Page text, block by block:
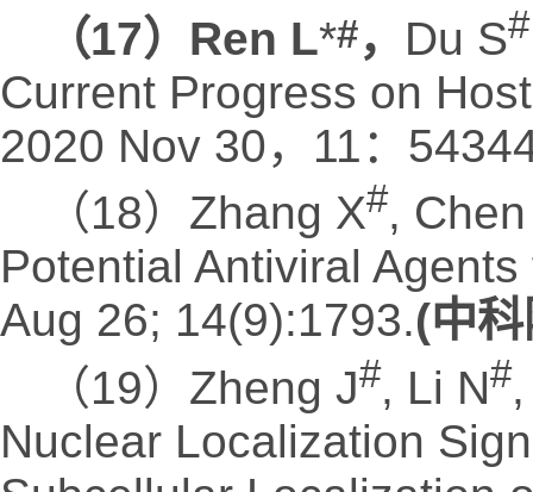
（17）Ren L*#， Du S#
Current Progress on
2020 Nov 30，11：
（18）Zhang X#,
Potential Antiviral
Aug 26; 14(9):1793.(中
（19）Zheng J#, Li N#
Nuclear Localization